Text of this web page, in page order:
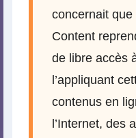
concernait que
Content
de libre accès
l’appliquant
contenus en
l’Internet, des